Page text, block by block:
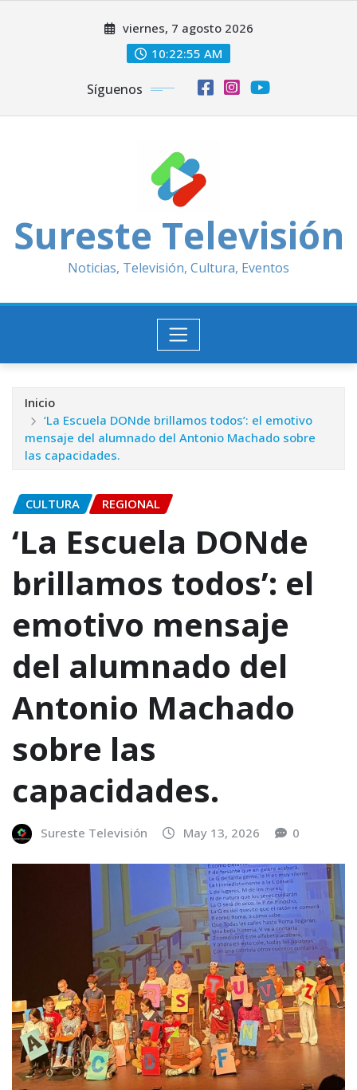
viernes, 7 agosto 2026
10:22:57 AM
Síguenos
Sureste Televisión
Noticias, Televisión, Cultura, Eventos
Inicio
‘La Escuela DONde brillamos todos’: el emotivo
mensaje del alumnado del Antonio Machado sobre
las capacidades.
CULTURA REGIONAL
‘La Escuela DONde
brillamos todos’: el
emotivo mensaje
del alumnado del
Antonio Machado
sobre las
capacidades.
Sureste Televisión May 13, 2026 0